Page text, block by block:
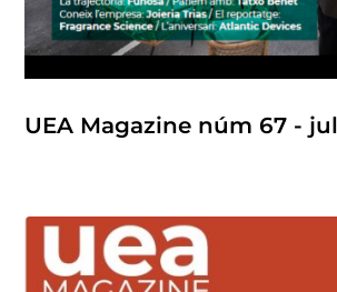
UEA Magazine núm 67 -